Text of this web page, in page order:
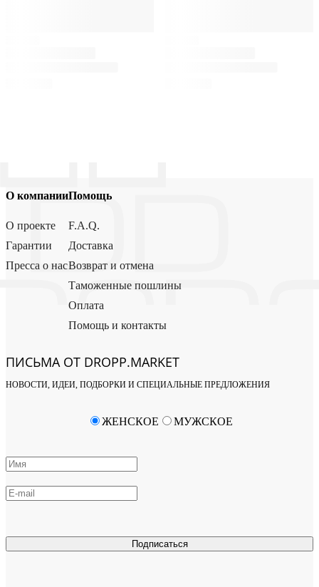
О компании
О проекте
Гарантии
Пресса о нас
Помощь
F.A.Q.
Доставка
Возврат и отмена
Таможенные пошлины
Оплата
Помощь и контакты
ПИСЬМА ОТ DROPP.MARKET
НОВОСТИ, ИДЕИ, ПОДБОРКИ И СПЕЦИАЛЬНЫЕ ПРЕДЛОЖЕНИЯ
Подписаться
ЖЕНСКОЕ МУЖСКОЕ